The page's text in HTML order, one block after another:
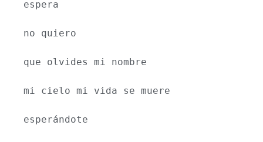
espera
no quiero
que olvides mi nombre
mi cielo mi vida se muere
esperándote